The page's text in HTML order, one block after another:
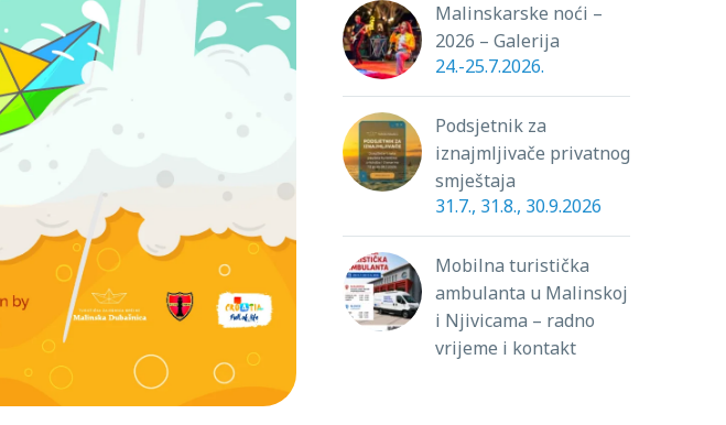
Malinskarske noći –
2026 – Galerija
24.-25.7.2026.
Podsjetnik za
iznajmljivače privatnog
smještaja
31.7., 31.8., 30.9.2026
Mobilna turistička
ambulanta u Malinskoj
i Njivicama – radno
vrijeme i kontakt